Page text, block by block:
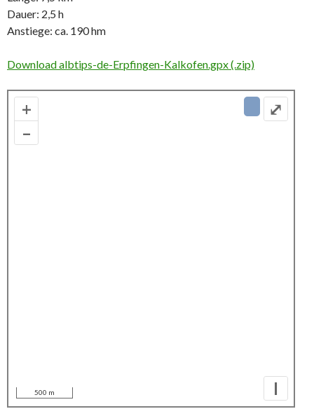
Dauer: 2,5 h
Anstiege: ca. 190 hm
Download albtips-de-Erpfingen-Kalkofen.gpx (.zip)
+
–
I
500 m
⤢